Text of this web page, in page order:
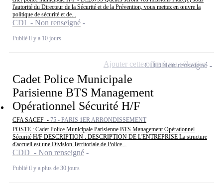
l'autorité du Directeur de la Sécurité et de la Prévention, vous mettez en œuvre la
politique de sécurité et de...
CDI - Non renseigné
Publié il y a 10 jours
Cadet Police Municipale
Parisienne BTS Management
Opérationnel Sécurité H/F
CFA SACEF - 75 - PARIS 1ER ARRONDISSEMENT
POSTE : Cadet Police Municipale Parisienne BTS Management Opérationnel
Sécurité H/F DESCRIPTION : DESCRIPTION DE L'ENTREPRISE La structure
d'accueil est une Division Territoriale de Police...
CDD - Non renseigné
Publié il y a plus de 30 jours
CDDNon renseigné
Ajouter cette offre à ma sélection